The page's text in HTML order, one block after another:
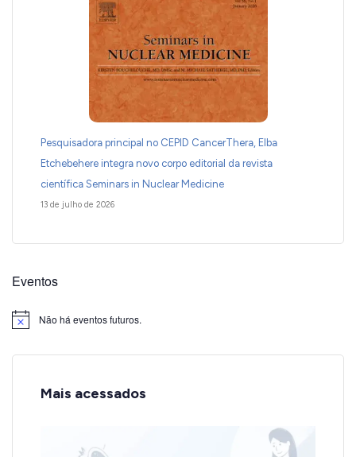
Pesquisadora principal no CEPID CancerThera, Elba
Etchebehere integra novo corpo editorial da revista
científica Seminars in Nuclear Medicine
13 de julho de 2026
Eventos
Notice Não há eventos futuros.
Mais acessados